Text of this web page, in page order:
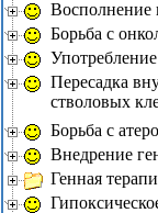
Восполнение
Борьба с
Пересадка
стволовых
Борьба с
Внедрение
Генная